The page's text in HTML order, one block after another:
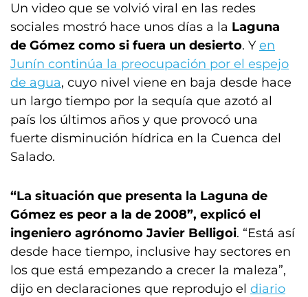
Un video que se volvió viral en las redes
sociales mostró hace unos días a la Laguna
de Gómez como si fuera un desierto. Yen
Junín continúa la preocupación por el espejo
de agua, cuyo nivel viene en baja desde hace
un largo tiempo por la sequía que azotó al
país los últimos años y que provocó una
fuerte disminución hídrica en la Cuenca del
Salado.
“La situación que presenta la Laguna de
Gómez es peor a la de 2008”, explicó el
ingeniero agrónomo Javier Belligoi. “Está así
desde hace tiempo, inclusive hay sectores en
los que está empezando a crecer la maleza”,
dijo en declaraciones que reprodujo el diario